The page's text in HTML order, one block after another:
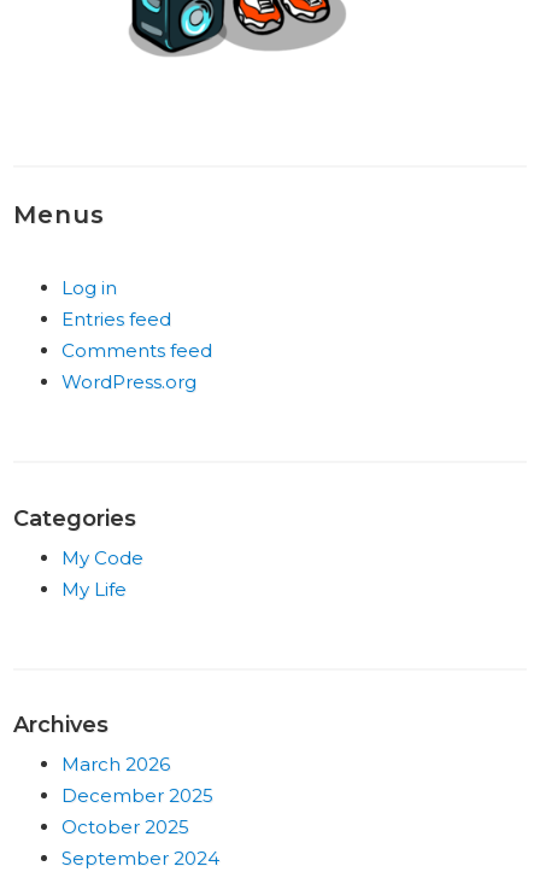
Menus
Log in
Entries feed
Comments feed
WordPress.org
Categories
My Code
My Life
Archives
March 2026
December 2025
October 2025
September 2024